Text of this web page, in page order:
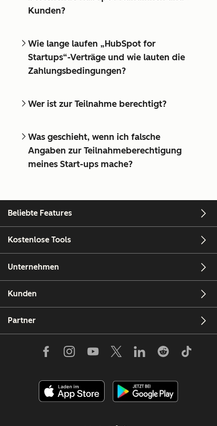
Kunden?
Wie lange laufen „HubSpot for
Startups“-Verträge und wie lauten die
Zahlungsbedingungen?
Wer ist zur Teilnahme berechtigt?
Was geschieht, wenn ich falsche
Angaben zur Teilnahmeberechtigung
meines Start-ups mache?
Beliebte Features
Kostenlose Tools
Unternehmen
Kunden
Partner